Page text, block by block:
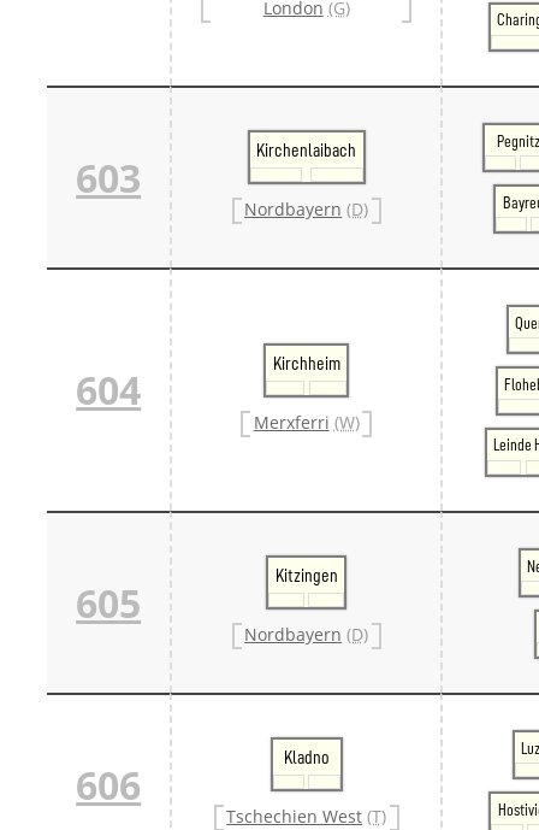
London (G)
603
Kirchenlaibach
Nordbayern (D)
Pegnitz
604
Kirchheim
Merxferri (W)
Leinde
605
Kitzingen
Nordbayern (D)
606
Kladno
Tschechien West (T)